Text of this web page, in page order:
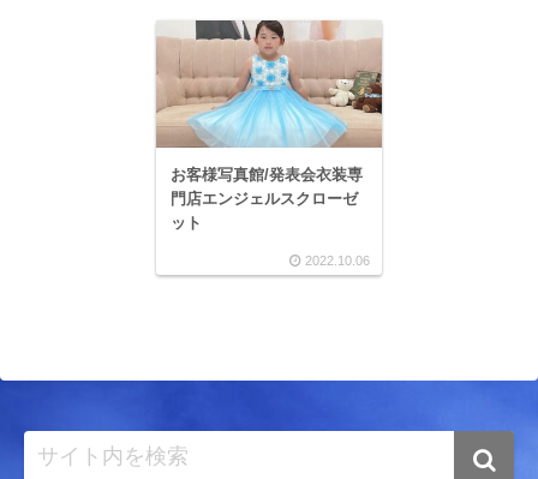
お客様写真館/発表会衣装専
門店エンジェルスクローゼ
ット
2022.10.06